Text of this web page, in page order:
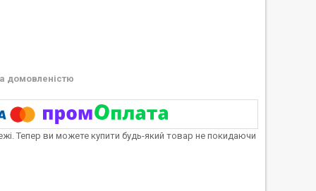
домовленістю
Тепер ви можете купити будь-який товар не покидаючи